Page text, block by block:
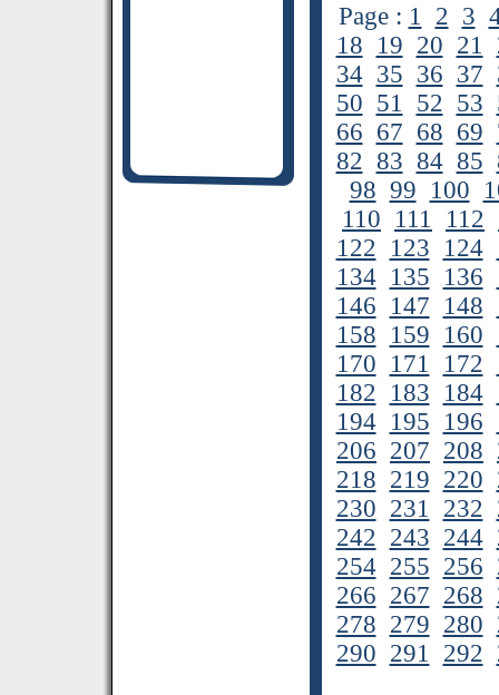
Page : 1 2 3
18 19 20 21
34 35 36 37
50 51 52 53
66 67 68 69
82 83 84 85
98 99 100
110 111 112
122 123 124
134 135 136
146 147 148
158 159 160
170 171 172
182 183 184
194 195 196
206 207 208
218 219 220
230 231 232
242 243 244
254 255 256
266 267 268
278 279 280
290 291 292